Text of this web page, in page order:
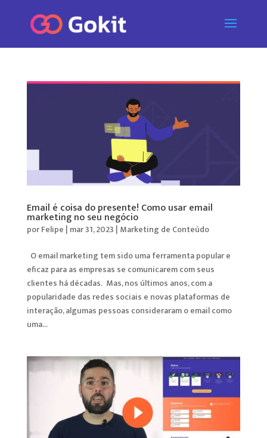
Email é coisa do presente! Como usar email
marketing no seu negócio
porFelipe | mar 31, 2023 | Marketing de Conteúdo
O email marketing tem sido uma ferramenta popular e
eficaz para as empresas se comunicarem com seus
clientes há décadas. Mas, nos últimos anos, com a
popularidade das redes sociais e novas plataformas de
interação, algumas pessoas consideraram o email como
uma...